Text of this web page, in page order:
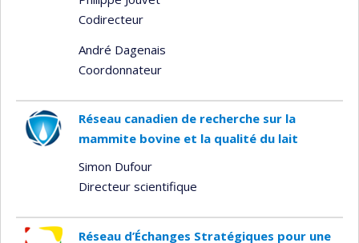
Codirecteur
André Dagenais
Coordonnateur
Réseau canadien de recherche sur la
mammite bovine et la qualité du lait
Simon Dufour
Directeur scientifique
Réseau d’Échanges Stratégiques pour une